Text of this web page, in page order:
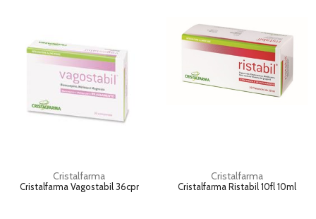
Cristalfarma
Cristalfarma Vagostabil 36cpr
Cristalfarma
Cristalfarma Ristabil 10fl 10ml